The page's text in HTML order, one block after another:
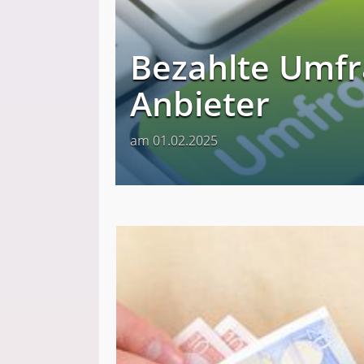
Bezahlte
Anbieter
am 01.02.2025